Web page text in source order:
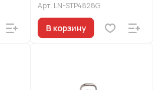
Арт. LN-STP4828G
В корзину